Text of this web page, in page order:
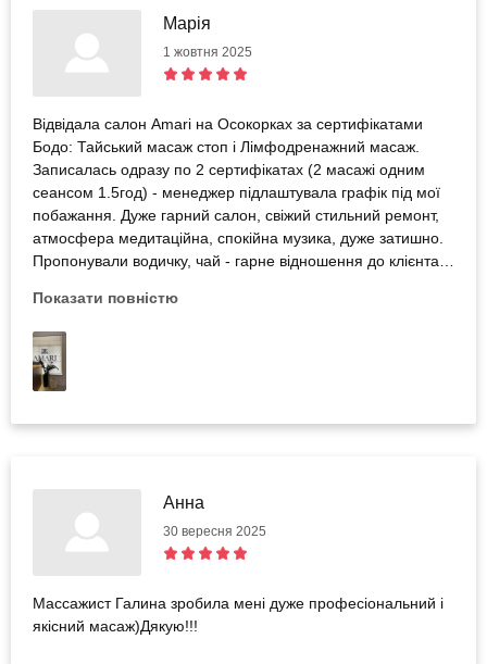
Марія
1 жовтня 2025
Відвідала салон Amari на Осокорках за сертифікатами
Бодо: Тайський масаж стоп і Лімфодренажний масаж.
Записалась одразу по 2 сертифікатах (2 масажі одним
сеансом 1.5год) - менеджер підлаштувала графік під мої
побажання. Дуже гарний салон, свіжий стильний ремонт,
атмосфера медитаційна, спокійна музика, дуже затишно.
Пропонували водичку, чай - гарне відношення до клієнта.
тапочки (одразу, як заходиш в салон), халат (вже в
кабінеті), одноразові трусики та шапочку - всі умови та
необхідності. Кімнату підігрівали кондиціонером, тому
холодно не було. Мені масаж робила дівчина з Таїланду
на імʼя Мод (Mad) - якщо правильно написала - дуже
приємна світла людина, гарно робить масаж.
Залишились приємні враження та приємні відчуття у тілі,
особливо після масажу стоп. Однозначно рекомендую
салон Amari на Осокорках 😘
Показати повністю
Анна
30 вересня 2025
Массажист Галина зробила мені дуже професіональний і
якісний масаж)Дякую!!!